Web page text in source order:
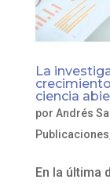
La
ciencia
por Andrés
Publicaciones
En la última